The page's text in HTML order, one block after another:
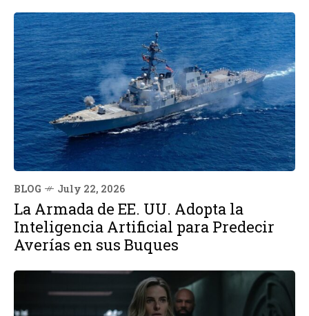
BLOG July 22, 2026
La Armada de EE. UU. Adopta la
Inteligencia Artificial para Predecir
Averías en sus Buques